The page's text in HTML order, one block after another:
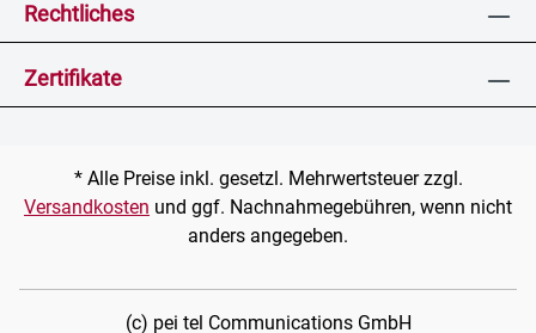
Rechtliches
Zertifikate
* Alle Preise inkl. gesetzl. Mehrwertsteuer zzgl.
Versandkosten und ggf. Nachnahmegebühren, wenn nicht
anders angegeben.
(c) pei tel Communications GmbH